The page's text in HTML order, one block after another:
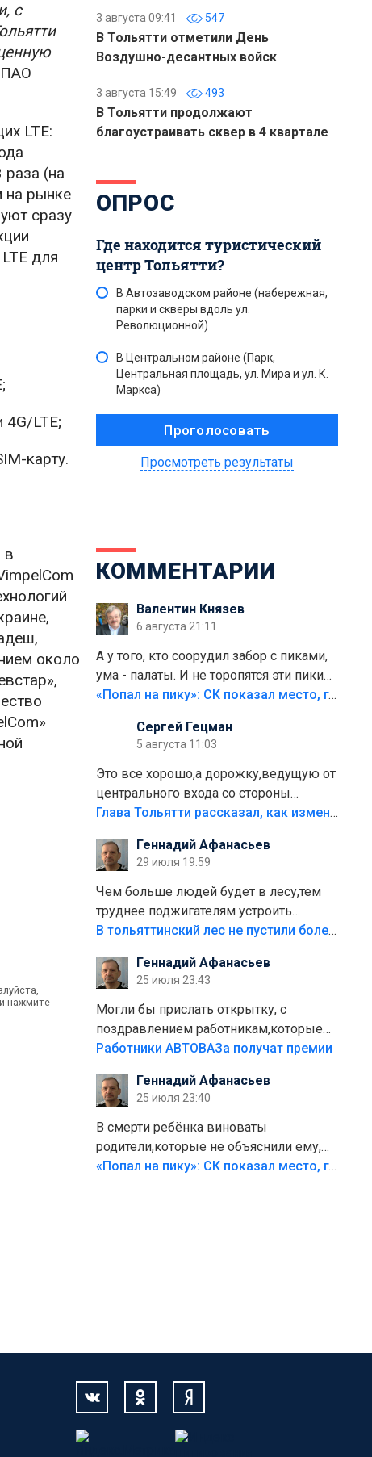
с
ПАО
LTE:
(на
на рынке
сразу
для
4G/LTE;
карту.
в
около
нажмите
3 августа 09:41 547
В Тольятти отметили День
Воздушно-десантных войск
3 августа 15:49 493
В Тольятти продолжают
благоустраивать сквер в 4 квартале
ОПРОС
Где находится туристический
центр Тольятти?
В Автозаводском районе (набережная,
парки и скверы вдоль ул.
Революционной)
В Центральном районе (Парк,
Центральная площадь, ул. Мира и ул. К.
Маркса)
Просмотреть результаты
КОММЕНТАРИИ
Валентин Князев
6 августа 21:11
А у того, кто соорудил забор с пиками,
ума - палаты. И не торопятся эти пики
срезать
«Попал на пику»: СК показал место, где был смертельно травмирован ребенок в Тольятти
Сергей Гецман
5 августа 11:03
Это все хорошо,а дорожку,ведущую от
центрального входа со стороны
кафе"Мираж" к аттракционам слабо
плитки не хватило,т.к.осенью и зимой
лежала в парке и испортилась.Да
еще,видимо,часть украли.
Глава Тольятти рассказал, как изменится парк Центрального района
Геннадий Афанасьев
29 июля 19:59
Чем больше людей будет в лесу,тем
труднее поджигателям устроить
пожар.Тех кто разводит костры,тех
полно стоит,почему водители всё
равно едут в лес? Штрафы мизерные.
В тольяттинский лес не пустили более тысячи автомобилей
Геннадий Афанасьев
25 июля 23:43
Могли бы прислать открытку, с
поздравлением работникам,которые
больше сорока лет отработали на
Работники АВТОВАЗа получат премии
Геннадий Афанасьев
25 июля 23:40
В смерти ребёнка виноваты
родители,которые не объяснили ему,
что такое хорошо и что такое плохо!
«Попал на пику»: СК показал место, где был смертельно травмирован ребенок в Тольятти